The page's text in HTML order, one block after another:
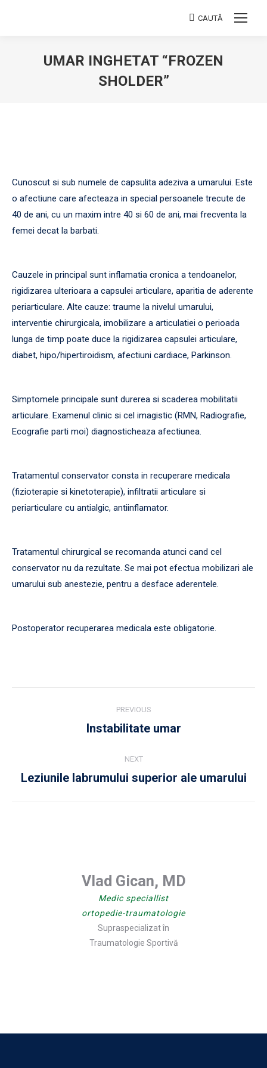
Search:
CAUTĂ
UMAR INGHETAT “FROZEN
SHOLDER”
Cunoscut si sub numele de capsulita adeziva a umarului. Este
o afectiune care afecteaza in special persoanele trecute de
40 de ani, cu un maxim intre 40 si 60 de ani, mai frecventa la
femei decat la barbati.
Cauzele in principal sunt inflamatia cronica a tendoanelor,
rigidizarea ulterioara a capsulei articulare, aparitia de aderente
periarticulare. Alte cauze: traume la nivelul umarului,
interventie chirurgicala, imobilizare a articulatiei o perioada
lunga de timp poate duce la rigidizarea capsulei articulare,
diabet, hipo/hipertiroidism, afectiuni cardiace, Parkinson.
Simptomele principale sunt durerea si scaderea mobilitatii
articulare. Examenul clinic si cel imagistic (RMN, Radiografie,
Ecografie parti moi) diagnosticheaza afectiunea.
Tratamentul conservator consta in recuperare medicala
(fizioterapie si kinetoterapie), infiltratii articulare si
periarticulare cu antialgic, antiinflamator.
Tratamentul chirurgical se recomanda atunci cand cel
conservator nu da rezultate. Se mai pot efectua mobilizari ale
umarului sub anestezie, pentru a desface aderentele.
Postoperator recuperarea medicala este obligatorie.
navigation
PREVIOUS
Previous
Instabilitate umar
NEXT
Next
Leziunile labrumului superior ale umarului
Vlad Gican, MD
Medic speciallist
ortopedie-traumatologie
Supraspecializat în
Traumatologie Sportivă